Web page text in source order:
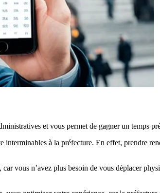
et vous permet de gagner un temps
à la préfecture. En effet, prendre
vous n’avez plus besoin de vous déplacer